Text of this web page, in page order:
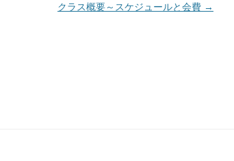
クラス概要～スケジュールと会費 →